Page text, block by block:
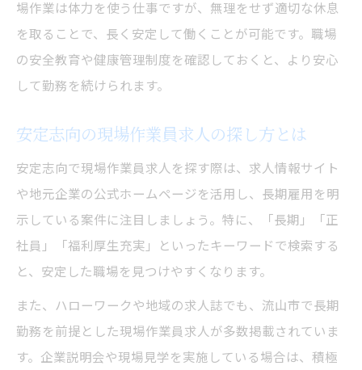
場作業は体力を使う仕事ですが、無理をせず適切な休息
を取ることで、長く安定して働くことが可能です。職場
の安全教育や健康管理制度を確認しておくと、より安心
して勤務を続けられます。
安定志向の現場作業員求人の探し方とは
安定志向で現場作業員求人を探す際は、求人情報サイト
や地元企業の公式ホームページを活用し、長期雇用を明
示している案件に注目しましょう。特に、「長期」「正
社員」「福利厚生充実」といったキーワードで検索する
と、安定した職場を見つけやすくなります。
また、ハローワークや地域の求人誌でも、流山市で長期
勤務を前提とした現場作業員求人が多数掲載されていま
す。企業説明会や現場見学を実施している場合は、積極